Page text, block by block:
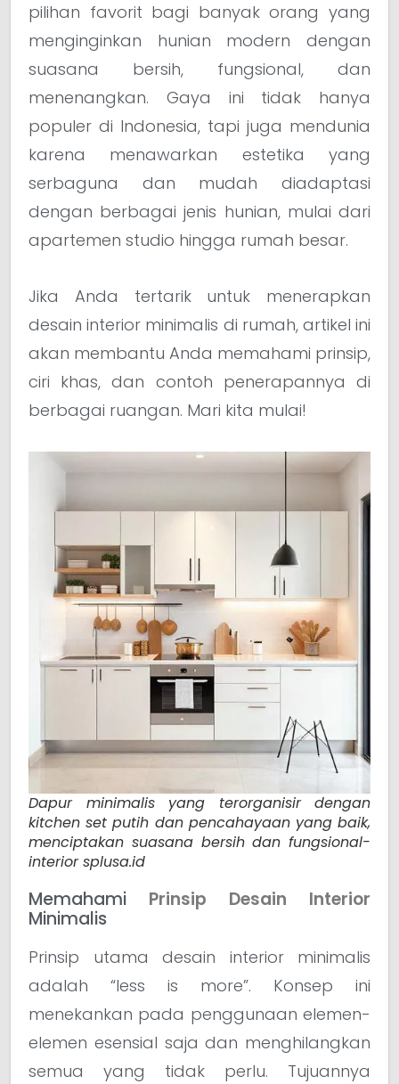
pilihan favorit bagi banyak orang yang
menginginkan hunian modern dengan
suasana bersih, fungsional, dan
menenangkan. Gaya ini tidak hanya
populer di Indonesia, tapi juga mendunia
karena menawarkan estetika yang
serbaguna dan mudah diadaptasi
dengan berbagai jenis hunian, mulai dari
apartemen studio hingga rumah besar.
Jika Anda tertarik untuk menerapkan
desain interior minimalis di rumah, artikel ini
akan membantu Anda memahami prinsip,
ciri khas, dan contoh penerapannya di
berbagai ruangan. Mari kita mulai!
Dapur minimalis yang terorganisir dengan
kitchen set putih dan pencahayaan yang baik,
menciptakan suasana bersih dan fungsional-
interior splusa.id
Memahami Prinsip Desain Interior
Minimalis
Prinsip utama desain interior minimalis
adalah “less is more”. Konsep ini
menekankan pada penggunaan elemen-
elemen esensial saja dan menghilangkan
semua yang tidak perlu. Tujuannya